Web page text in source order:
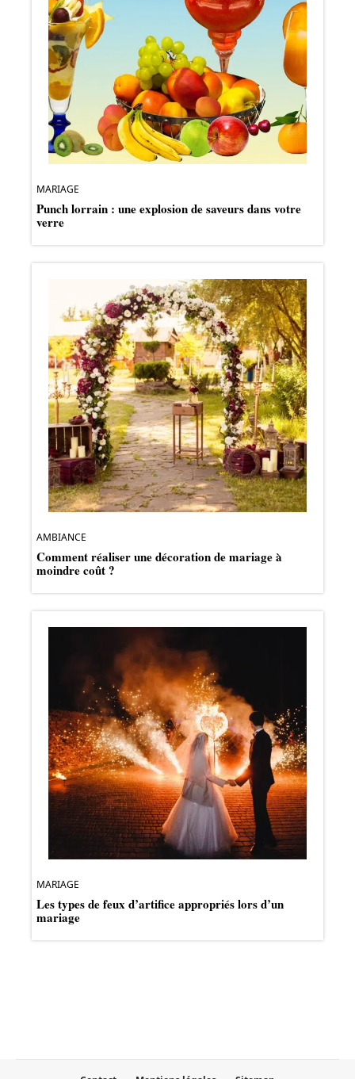
MARIAGE
Punch lorrain : une explosion de saveurs dans votre
verre
AMBIANCE
Comment réaliser une décoration de mariage à
moindre coût ?
MARIAGE
Les types de feux d’artifice appropriés lors d’un
mariage